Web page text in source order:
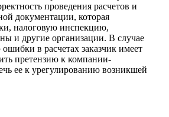
проведения расчетов и
документации, которая
налоговую инспекцию,
и другие организации. В случае
в расчетах заказчик имеет
претензию к компании-
ее к урегулированию возникшей